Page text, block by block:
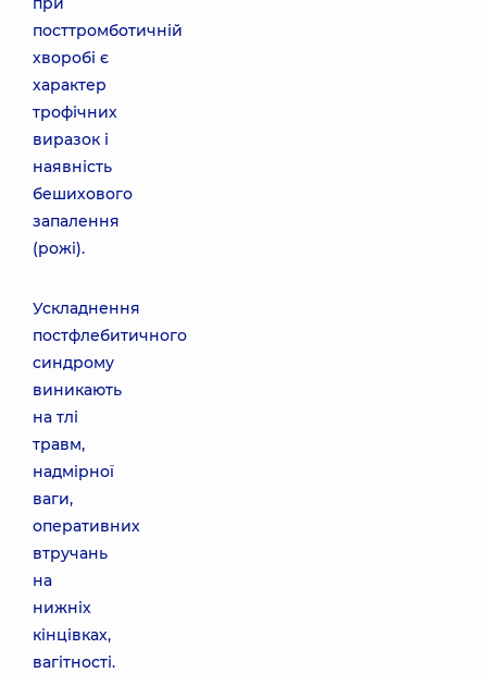
посттромботичній
хворобі є
характер
трофічних
виразок і
наявність
бешихового
запалення
(рожі).
Ускладнення
постфлебитичного
синдрому
виникають
на тлі
травм,
надмірної
ваги,
оперативних
втручань
на
нижніх
кінцівках,
вагітності.